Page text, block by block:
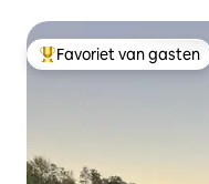
Topfavoriet van gasten
Favoriet van gasten